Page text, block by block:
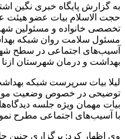
به گزارش پایگاه خبری نگین
حجت الاسلام بیات عضو هیئت
تخصصی خانواده و مسئولین
مسئول سلامت روان شبکه
آسیب‌های اجتماعی در سطح
بهداشت و درمان شهرستان ازنا
لیلا بیات سرپرست شبکه
توضیحی در خصوص وضعیت
بیات مهمان ویژه جلسه‌
با آسیب‌های اجتماعی مطرح
وی اظهار کرد: برگزاری چنین